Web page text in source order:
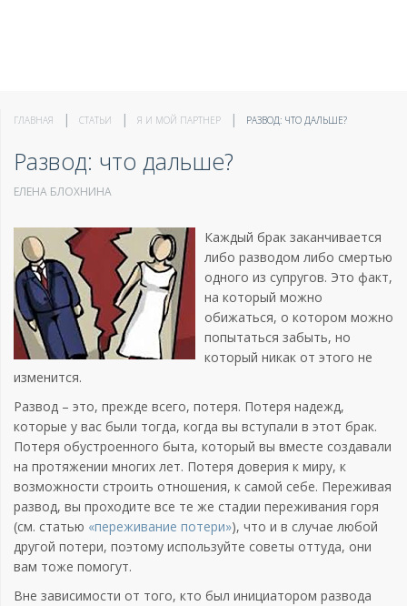
ГЛАВНАЯ СТАТЬИ Я И МОЙ ПАРТНЕР РАЗВОД: ЧТО ДАЛЬШЕ?
Развод: что дальше?
ЕЛЕНА БЛОХНИНА
Каждый брак заканчивается
либо разводом либо смертью
одного из супругов. Это факт,
на который можно
обижаться, о котором можно
попытаться забыть, но
который никак от этого не
изменится.
Развод – это, прежде всего, потеря. Потеря надежд,
которые у вас были тогда, когда вы вступали в этот брак.
Потеря обустроенного быта, который вы вместе создавали
на протяжении многих лет. Потеря доверия к миру, к
возможности строить отношения, к самой себе. Переживая
развод, вы проходите все те же стадии переживания горя
(см. статью «переживание потери»), что и в случае любой
другой потери, поэтому используйте советы оттуда, они
вам тоже помогут.
Вне зависимости от того, кто был инициатором развода